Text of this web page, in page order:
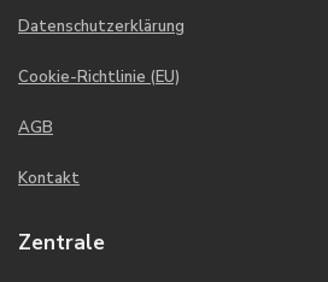
Datenschutzerklärung
Cookie-Richtlinie (EU)
AGB
Kontakt
Zentrale